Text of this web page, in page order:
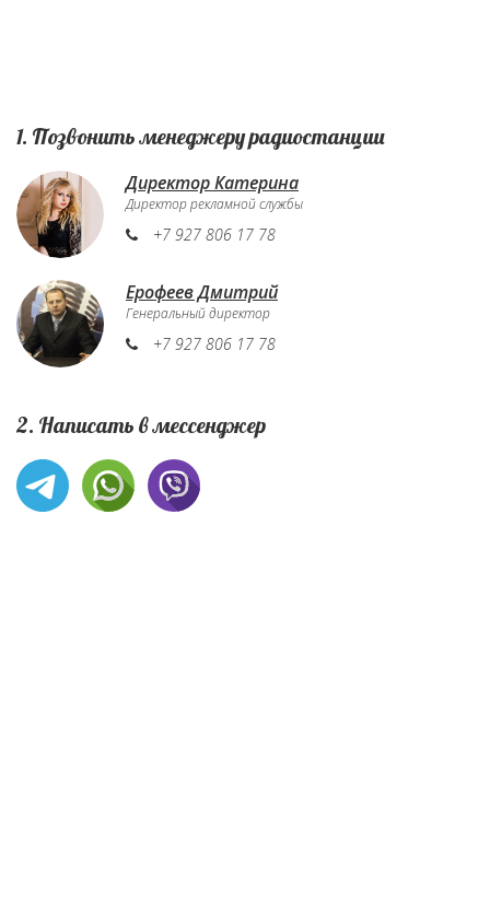
1. Позвонить менеджеру радиостанции
Директор Катерина
Директор рекламной службы
+7 927 806 17 78
Ерофеев Дмитрий
Генеральный директор
+7 927 806 17 78
2. Написать в мессенджер